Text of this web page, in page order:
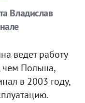
Владислав
ведет работу
чем Польша,
в 2003 году,